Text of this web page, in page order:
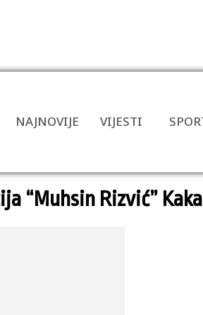
NAJNOVIJE VIJESTI
“Muhsin Rizvić”